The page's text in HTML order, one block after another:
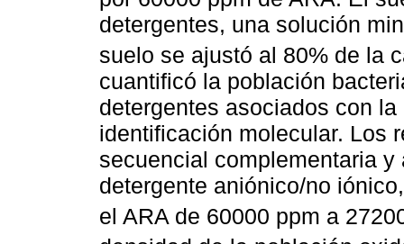
detergentes, una solución
suelo se ajustó al 80% de la
cuantificó la población
detergentes asociados con
identificación molecular. Los
secuencial complementaria
detergente aniónico/no
el ARA de 60000 ppm a